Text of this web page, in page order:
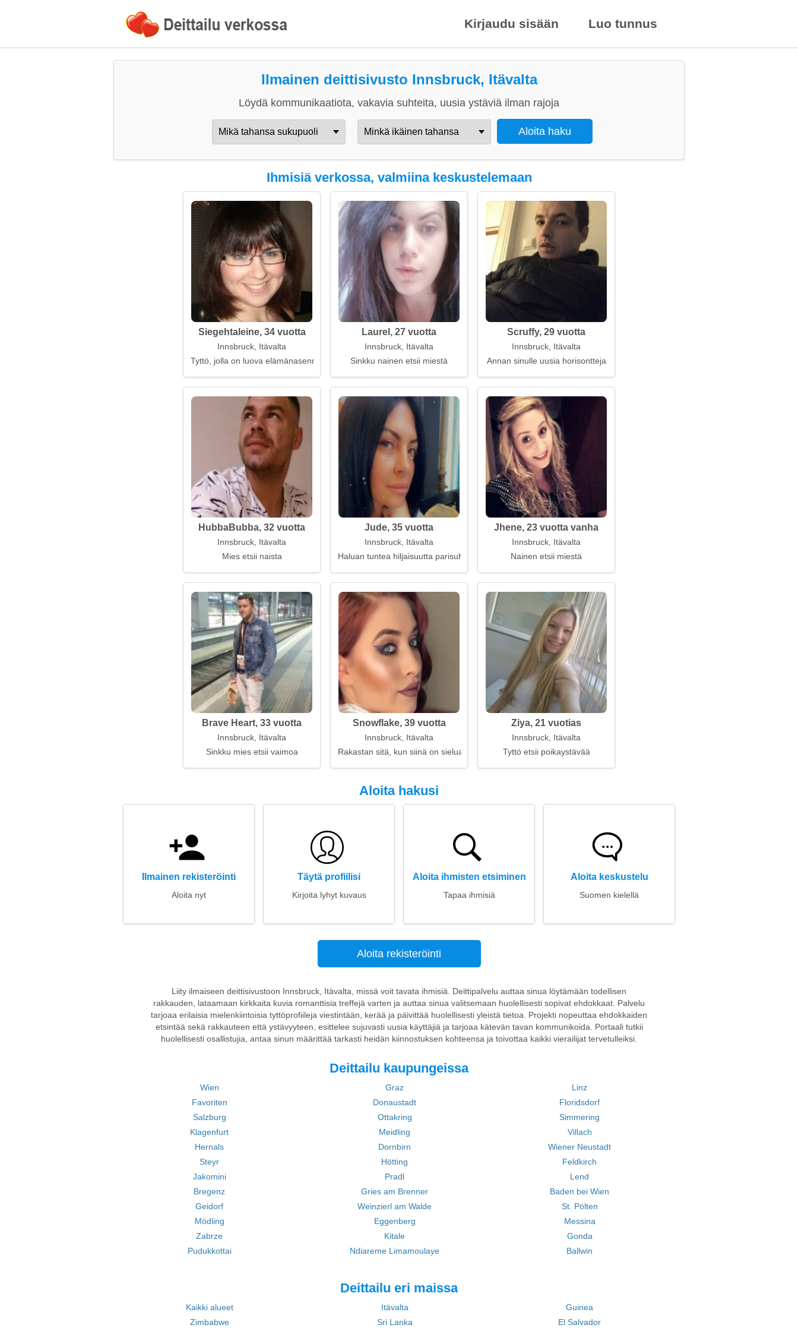
Kirjaudu sisään Luo tunnus
Ilmainen deittisivusto Innsbruck, Itävalta
Löydä kommunikaatiota, vakavia suhteita, uusia ystäviä ilman rajoja
Ihmisiä verkossa, valmiina keskustelemaan
Siegehtaleine, 34 vuotta
Innsbruck, Itävalta
Tyttö, jolla on luova elämänasenne
Laurel, 27 vuotta
Innsbruck, Itävalta
Sinkku nainen etsii miestä
Scruffy, 29 vuotta
Innsbruck, Itävalta
Annan sinulle uusia horisontteja
HubbaBubba, 32 vuotta
Innsbruck, Itävalta
Mies etsii naista
Jude, 35 vuotta
Innsbruck, Itävalta
Haluan tuntea hiljaisuutta parisuhteessa
Jhene, 23 vuotta vanha
Innsbruck, Itävalta
Nainen etsii miestä
Brave Heart, 33 vuotta
Innsbruck, Itävalta
Sinkku mies etsii vaimoa
Snowflake, 39 vuotta
Innsbruck, Itävalta
Rakastan sitä, kun siinä on sielua
Ziya, 21 vuotias
Innsbruck, Itävalta
Tyttö etsii poikaystävää
Aloita hakusi
Ilmainen rekisteröinti
Aloita nyt
Täytä profiilisi
Kirjoita lyhyt kuvaus
Aloita ihmisten etsiminen
Tapaa ihmisiä
Aloita keskustelu
Suomen kielellä
Aloita rekisteröinti
Liity ilmaiseen deittisivustoon Innsbruck, Itävalta, missä voit tavata ihmisiä. Deittipalvelu auttaa sinua löytämään todellisen
rakkauden, lataamaan kirkkaita kuvia romanttisia treffejä varten ja auttaa sinua valitsemaan huolellisesti sopivat ehdokkaat. Palvelu
tarjoaa erilaisia mielenkiintoisia tyttöprofiileja viestintään, kerää ja päivittää huolellisesti yleistä tietoa. Projekti nopeuttaa ehdokkaiden
etsintää sekä rakkauteen että ystävyyteen, esittelee sujuvasti uusia käyttäjiä ja tarjoaa kätevän tavan kommunikoida. Portaali tutkii
huolellisesti osallistujia, antaa sinun määrittää tarkasti heidän kiinnostuksen kohteensa ja toivottaa kaikki vierailijat tervetulleiksi.
Deittailu kaupungeissa
Wien Graz
Linz
Favoriten
Donaustadt
Floridsdorf
Salzburg
Ottakring
Simmering
Klagenfurt
Meidling
Villach
Hernals
Dornbirn
Wiener Neustadt
Steyr
Hötting
Feldkirch
Jakomini
Pradl
Lend
Bregenz
Gries am Brenner
Baden bei Wien
Geidorf
Weinzierl am Walde
St. Pölten
Mödling
Eggenberg
Messina
Zabrze
Kitale
Gonda
Pudukkottai
Ndiareme Limamoulaye Ballwin
Deittailu eri maissa
Kaikki alueet Itävalta
Guinea
Zimbabwe
Sri Lanka El Salvador